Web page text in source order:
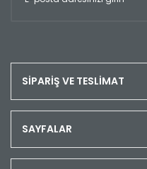
SİPARİŞ VE TESLİMAT
SAYFALAR